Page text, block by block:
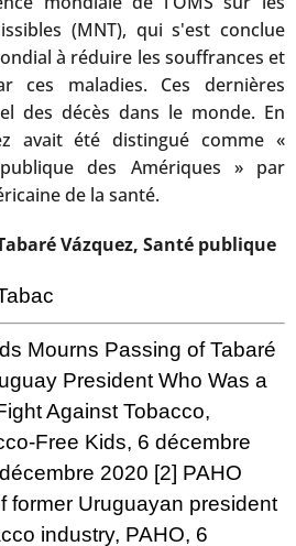
(MNT), qui s'est conclue
à réduire les souffrances et
ces maladies. Ces dernières
des décès dans le monde. En
avait été distingué comme «
des Amériques » par
de la santé.
Vázquez, Santé publique
Mourns Passing of Tabaré
President Who Was a
Against Tobacco,
Free Kids, 6 décembre
2020 [2] PAHO
former Uruguayan president
industry, PAHO, 6